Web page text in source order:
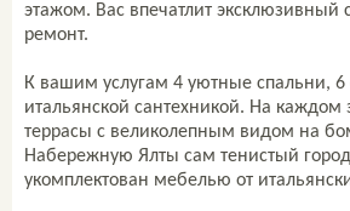
этажом. Вас впечатлит эксклюзивный
ремонт.
К вашим услугам 4 уютные спальни, 6
итальянской сантехникой. На каждом
террасы с великолепным видом на
Набережную Ялты сам тенистый
укомплектован мебелью от